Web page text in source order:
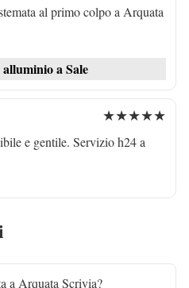
al primo colpo a Arquata
a Sale
★★★★★
e gentile. Servizio h24 a
a Arquata Scrivia?